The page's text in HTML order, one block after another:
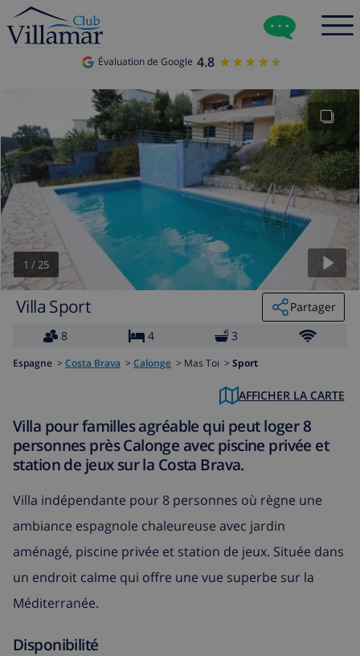
Évaluation de Google 4.8 ★★★★★
★★★★★
1 /25
Villa Sport
Partager
8
4 3
Espagne > Costa Brava > Calonge > Mas Toi > Sport
AFFICHER LA CARTE
Villa pour familles agréable qui peut loger 8
personnes près Calonge avec piscine privée et
station de jeux sur la Costa Brava.
Villa indépendante pour 8 personnes où règne une
ambiance espagnole chaleureuse avec jardin
aménagé, piscine privée et station de jeux. Située dans
un endroit calme qui offre une vue superbe sur la
Méditerranée.
Disponibilité